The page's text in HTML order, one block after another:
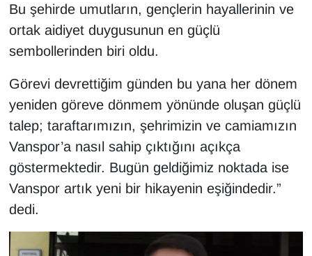
Bu şehirde umutların, gençlerin hayallerinin ve
ortak aidiyet duygusunun en güçlü
sembollerinden biri oldu.
Görevi devrettiğim günden bu yana her dönem
yeniden göreve dönmem yönünde oluşan güçlü
talep; taraftarımızın, şehrimizin ve camiamızın
Vanspor’a nasıl sahip çıktığını açıkça
göstermektedir. Bugün geldiğimiz noktada ise
Vanspor artık yeni bir hikayenin eşiğindedir.”
dedi.
SAĞLIK
Sinema - TV
SİYASET
SPOR
TEKNOLOJİ